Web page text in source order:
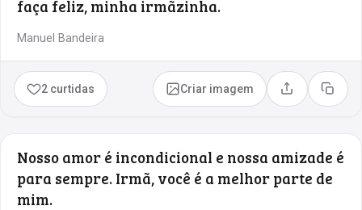
faça feliz, minha irmãzinha.
Manuel Bandeira
2 curtidas Criar imagem Compartilhar
Copiar
Nosso amor é incondicional e nossa amizade é
para sempre. Irmã, você é a melhor parte de
mim.